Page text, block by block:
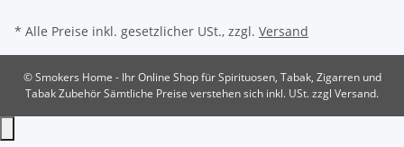
* Alle Preise inkl. gesetzlicher USt., zzgl. Versand
© Smokers Home - Ihr Online Shop für Spirituosen, Tabak, Zigarren und
Tabak ZubehörSämtliche Preise verstehen sich inkl. USt. zzgl Versand.